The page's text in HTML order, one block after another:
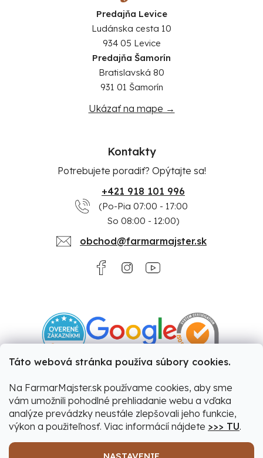
Táto webová stránka používa súbory cookies.
Na FarmarMajster.sk používame cookies, aby sme
vám umožnili pohodlné prehliadanie webu a vďaka
analýze prevádzky neustále zlepšovali jeho funkcie,
výkon a použiteľnosť. Viac informácií nájdete >>> TU.
Predajňa Levice
Ludánska cesta 10
934 05 Levice
Predajňa Šamorín
Bratislavská 80
931 01 Šamorín
Ukázať na mape →
Kontakty
Potrebujete poradiť? Opýtajte sa!
+421 918 101 996
(Po-Pia 07:00 - 17:00
So 08:00 - 12:00)
obchod@farmarmajster.sk